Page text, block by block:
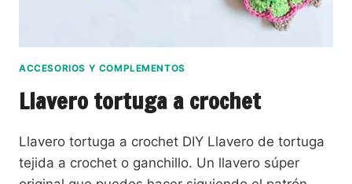
ACCESORIOS Y COMPLEMENTOS
Llavero tortuga a crochet
Llavero tortuga a crochet DIY Llavero de tortuga
tejida a crochet o ganchillo. Un llavero súper